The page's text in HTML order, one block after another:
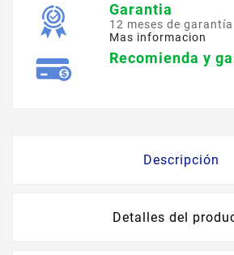
Garantia
12 meses de garantía
Mas informacion
Recomienda y
Descripción
Detalles del